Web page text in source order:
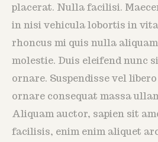
placerat. Nulla facilisi.
in nisi vehicula lobortis in
rhoncus mi quis nulla
molestie. Duis eleifend nunc
ornare. Suspendisse vel
ornare consequat massa
Aliquam auctor, sapien sit
facilisis, enim enim aliquet